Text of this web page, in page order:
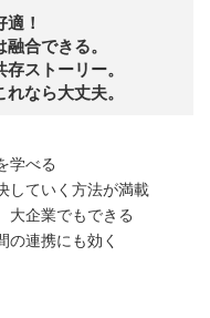
！
合できる。
ストーリー。
なら大丈夫。
学べる
していく方法が満載
大企業でもできる
の連携にも効く